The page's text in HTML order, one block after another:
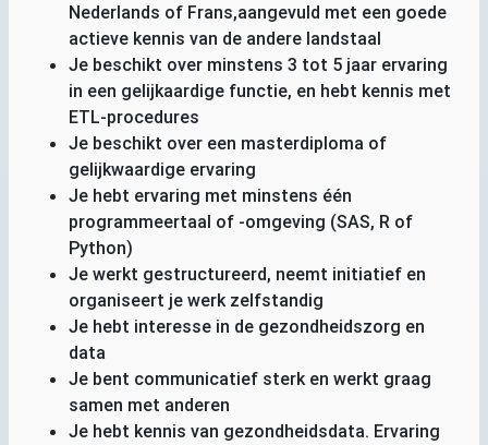
Nederlands of Frans,aangevuld met een goede
actieve kennis van de andere landstaal
Je beschikt over minstens 3 tot 5 jaar ervaring
in een gelijkaardige functie, en hebt kennis met
ETL-procedures
Je beschikt over een masterdiploma of
gelijkwaardige ervaring
Je hebt ervaring met minstens één
programmeertaal of -omgeving (SAS, R of
Python)
Je werkt gestructureerd, neemt initiatief en
organiseert je werk zelfstandig
Je hebt interesse in de gezondheidszorg en
data
Je bent communicatief sterk en werkt graag
samen met anderen
Je hebt kennis van gezondheidsdata. Ervaring